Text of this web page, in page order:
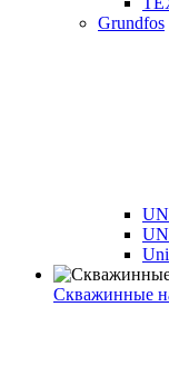
Grundfos
Скважинные